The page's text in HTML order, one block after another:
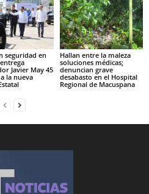
seguridad en
Javier May 45
la nueva
Hallan entre la maleza
soluciones médicas;
denuncian grave
desabasto en el Hospital
Regional de Macuspana